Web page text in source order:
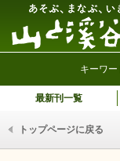
キーワ
最新刊一覧
トップページに戻る